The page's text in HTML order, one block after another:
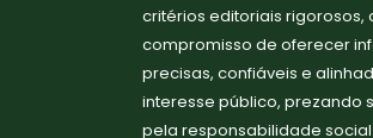
critérios editoriais rigorosos,
compromisso de oferecer
precisas, confiáveis e
interesse público, prezando
pela responsabilidade